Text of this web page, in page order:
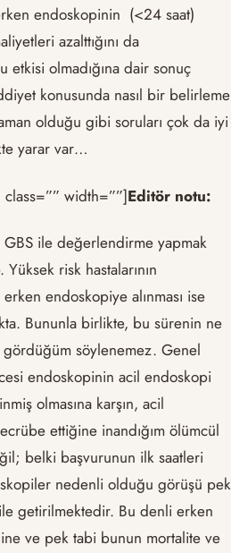
endoskopinin (<24 saat)
azalttığını da
etkisi olmadığına dair sonuç
konusunda nasıl bir belirleme
olduğu gibi soruları çok da iyi
yarar var…
width=””]Editör notu:
GBS ile değerlendirme yapmak
risk hastalarının
endoskopiye alınması ise
Bununla birlikte, bu sürenin ne
gördüğüm söylenemez. Genel
endoskopinin acil endoskopi
olmasına karşın, acil
ettiğine inandığım ölümcül
belki başvurunun ilk saatleri
nedenli olduğu görüşü pek
getirilmektedir. Bu denli erken
ve pek tabi bunun mortalite ve